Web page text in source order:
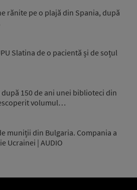
rănite pe o plajă din Spania, după
Slatina de o pacientă și de soțul
150 de ani unei biblioteci din
volumul…
muniții din Bulgaria. Compania a
Ucrainei | AUDIO